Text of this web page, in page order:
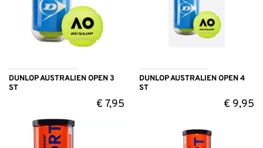
DUNLOP AUSTRALIEN OPEN 3
ST
€7,95
DUNLOP AUSTRALIEN OPEN 4
ST
€ 9,95